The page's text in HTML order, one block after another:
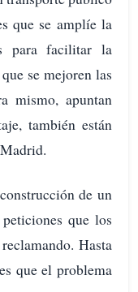
que se amplíe la
para facilitar la
se mejoren las
mismo, apuntan
también están
de un
que los
Hasta
que el problema